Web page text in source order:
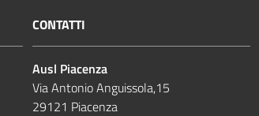
CONTATTI
Ausl Piacenza
Via Antonio Anguissola,15
29121 Piacenza